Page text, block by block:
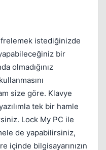
istediğinizde
bir
olmadığınız
size göre. Klavye
tek bir hamle
Lock My PC ile
de yapabilirsiniz,
içinde bilgisayarınızın